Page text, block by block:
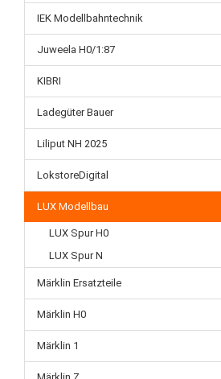
IEK Modellbahntechnik
Juweela H0/1:87
KIBRI
Ladegüter Bauer
Liliput NH 2025
LokstoreDigital
LUX Modellbau
LUX Spur H0
LUX Spur N
Märklin Ersatzteile
Märklin H0
Märklin 1